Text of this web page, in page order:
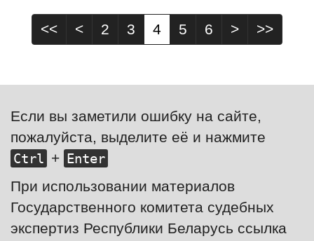
<< < 2 3 4 5 6 > >>
Если вы заметили ошибку на сайте,
пожалуйста, выделите её и нажмите
Ctrl + Enter
При использовании материалов
Государственного комитета судебных
экспертиз Республики Беларусь ссылка